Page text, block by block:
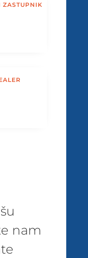
ZASTUPNIK
nam